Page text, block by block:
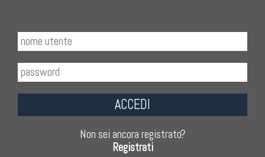
ACCEDI
Non sei ancora registrato?
Registrati